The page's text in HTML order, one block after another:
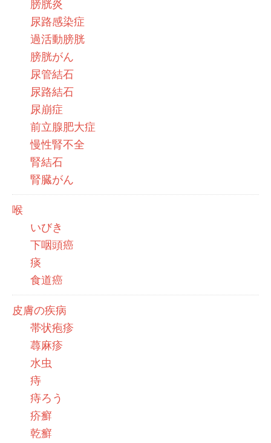
膀胱炎
尿路感染症
過活動膀胱
膀胱がん
尿管結石
尿路結石
尿崩症
前立腺肥大症
慢性腎不全
腎結石
腎臓がん
喉
いびき
下咽頭癌
痰
食道癌
皮膚の疾病
帯状疱疹
蕁麻疹
水虫
痔
痔ろう
疥癬
乾癬